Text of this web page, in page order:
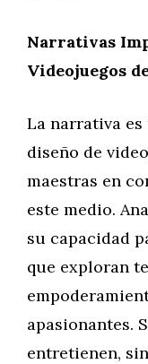
Narrativas
Videojuegos
La narrativa
diseño de
maestras en
este medio.
su capacidad
que exploran
apasionantes.
entretienen,